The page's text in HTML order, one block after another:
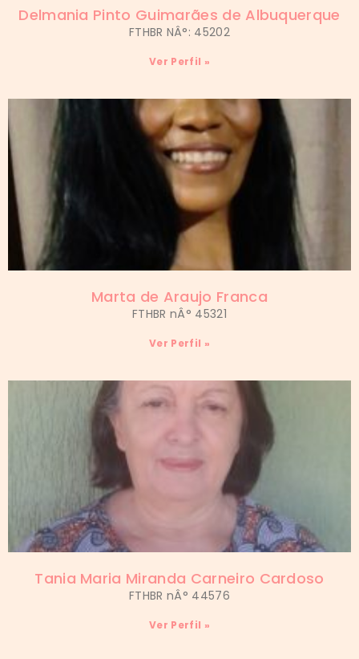
Delmania Pinto Guimarães de Albuquerque
FTHBR NÂ°: 45202
Ver Perfil »
Marta de Araujo Franca
FTHBR nÂ° 45321
Ver Perfil »
Tania Maria Miranda Carneiro Cardoso
FTHBR nÂ° 44576
Ver Perfil »